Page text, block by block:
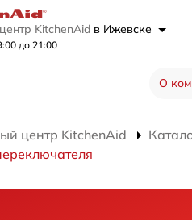
KitchenAid в Ижевске
до 21:00
О
центр KitchenAid